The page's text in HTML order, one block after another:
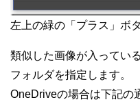
左上の緑の「プラス」ボ
類似した画像が入っている
フォルダを指定します。
OneDriveの場合は下記の